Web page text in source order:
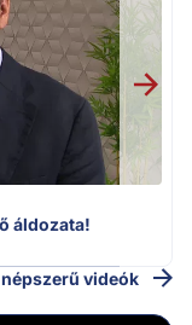
áldozata!
videók